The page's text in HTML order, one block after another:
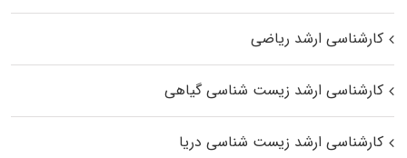
کارشناسی ارشد ریاضی
کارشناسی ارشد زیست‌ شناسی گیاهی
کارشناسی ارشد زیست‌ شناسی دریا